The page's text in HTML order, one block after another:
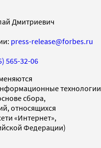
Дмитриевич
press-release@forbes.ru
565-32-06
технологии
сбора,
относящихся
«Интернет»,
Федерации)